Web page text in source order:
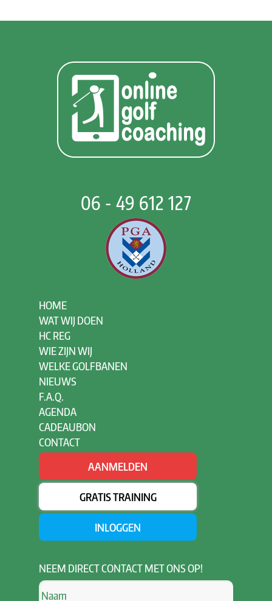
06 - 49 612 127
HOME
WAT WIJ DOEN
HC REG
WIE ZIJN WIJ
WELKE GOLFBANEN
NIEUWS
F.A.Q.
AGENDA
CADEAUBON
CONTACT
AANMELDEN
GRATIS TRAINING
INLOGGEN
NEEM DIRECT CONTACT MET ONS OP!